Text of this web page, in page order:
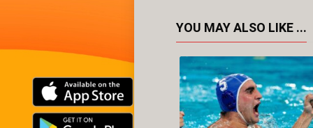
YOU MAY ALSO LIKE ...